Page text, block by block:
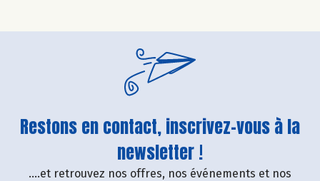
Restons en contact, inscrivez-vous à la
newsletter !
....et retrouvez nos offres, nos événements et nos